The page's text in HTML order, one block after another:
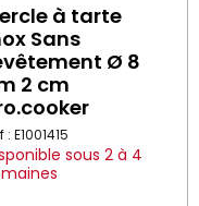
à tarte
Sans
Ø 8
2 cm
: E1001415
sous 2 à 4